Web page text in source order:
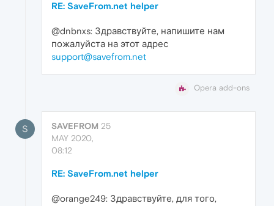
RE: SaveFrom.net helper
@dnbnxs: Здравствуйте, напишите нам
пожалуйста на этот адрес
support@savefrom.net
Opera add-ons
S SAVEFROM 25
MAY 2020,
08:12
RE: SaveFrom.net helper
@orange249: Здравствуйте, для того,